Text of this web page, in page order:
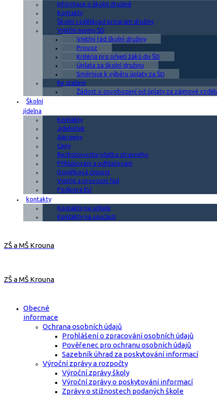
Informace o školní družině
Kontakty
Školní vzdělávací program družiny
Vnitřní normy ŠD
Vnitřní řád školní družiny
Provoz
Kritéria pro přijetí žáků do ŠD
Úplata za školní družinu
Směrnice k výběru úplaty za ŠD
Ke stažení
Žádost o osvobození od úplaty za zájmové
Školní
jídelna
Kontakty
Jídelníček
Alergeny
Ceny
Bezhotovostní platba stravného
Přihlašování a odhlašování
Doplňková činnost
Vnitřní a provozní řád
Podpora EU
kontakty
Kontakty na učitele
Kontakty na součásti
ZŠ a MŠ Krouna
ZŠ a MŠ Krouna
Obecné
informace
Ochrana osobních údajů
Prohlášení o zpracování osobních údajů
Pověřenec pro ochranu osobních údajů
Sazebník úhrad za poskytování informací
Výroční zprávy a rozpočty
Výroční zprávy školy
Výroční zprávy o poskytování informací
Zprávy o stížnostech podaných škole